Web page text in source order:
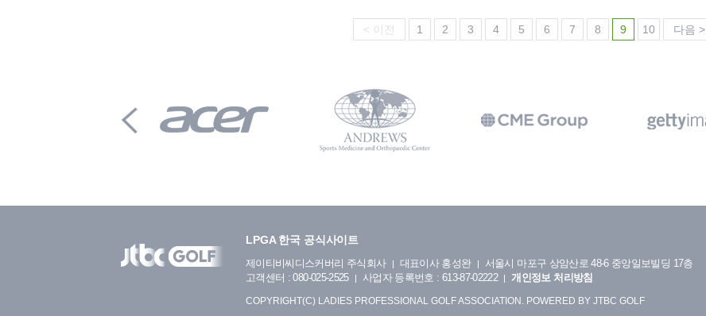
< 이전 1 2 3 4 5 6 7 8 9 10 다음 >
LPGA 한국 공식사이트
제이티비씨디스커버리 주식회사 대표이사 홍성완
서울시 마포구 상암산로 48-6 중앙일보빌딩 17층
고객센터 : 080-025-2525
사업자 등록번호 : 613-87-02222 개인정보 처리방침
COPYRIGHT(C) LADIES PROFESSIONAL GOLF ASSOCIATION. POWERED BY JTBC GOLF